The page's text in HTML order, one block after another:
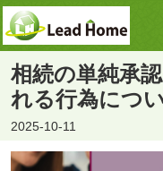
相続の単純承
れる行為につ
2025-10-11